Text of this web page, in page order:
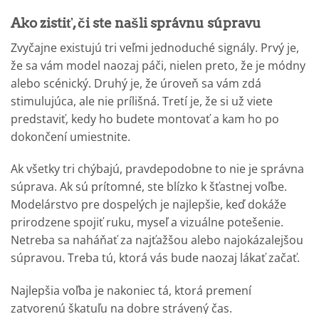
Ako zistiť, či ste našli správnu súpravu
Zvyčajne existujú tri veľmi jednoduché signály. Prvý je,
že sa vám model naozaj páči, nielen preto, že je módny
alebo scénický. Druhý je, že úroveň sa vám zdá
stimulujúca, ale nie prílišná. Tretí je, že si už viete
predstaviť, kedy ho budete montovať a kam ho po
dokončení umiestnite.
Ak všetky tri chýbajú, pravdepodobne to nie je správna
súprava. Ak sú prítomné, ste blízko k šťastnej voľbe.
Modelárstvo pre dospelých je najlepšie, keď dokáže
prirodzene spojiť ruku, myseľ a vizuálne potešenie.
Netreba sa naháňať za najťažšou alebo najokázalejšou
súpravou. Treba tú, ktorá vás bude naozaj lákať začať.
Najlepšia voľba je nakoniec tá, ktorá premení
zatvorenú škatuľu na dobre strávený čas.